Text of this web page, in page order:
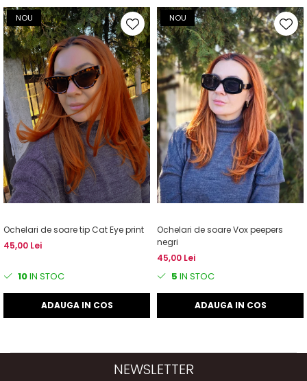
NOU
Ochelari de soare tip Cat Eye print
45,00 Lei
10IN STOC
ADAUGA IN COS
NOU
Ochelari de soare Vox peepers
negri
45,00 Lei
5 IN STOC
ADAUGA IN COS
NEWSLETTER